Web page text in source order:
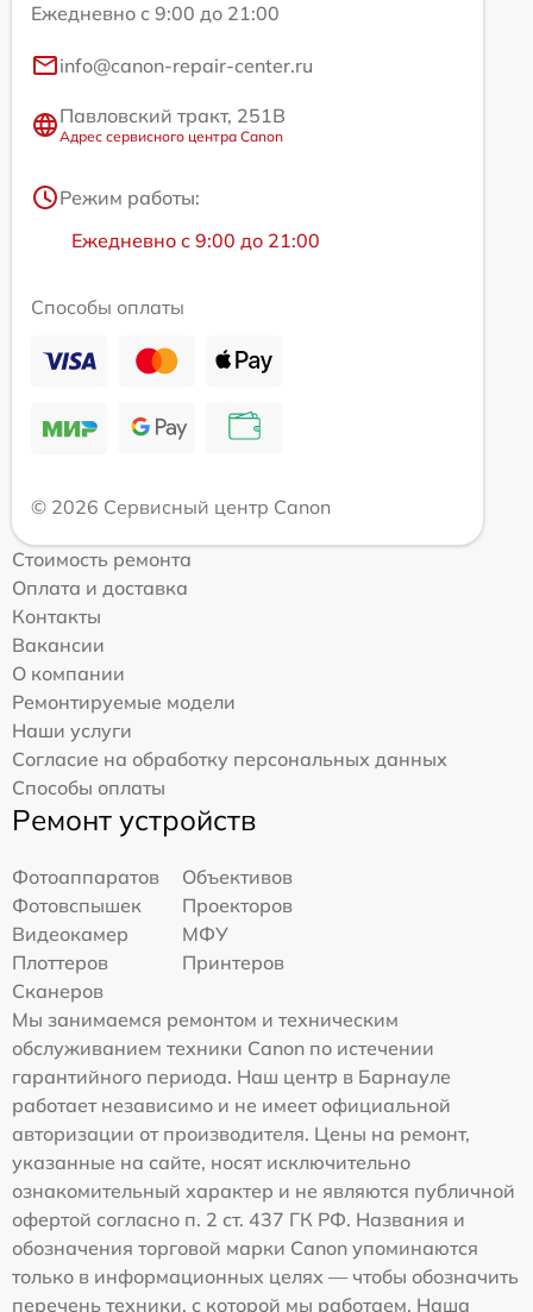
Ежедневно с 9:00 до 21:00
info@canon-repair-center.ru
Павловский тракт, 251В
Адрес сервисного центра Canon
Режим работы:
Ежедневно с 9:00 до 21:00
Способы оплаты
© 2026 Сервисный центр Canon
Стоимость ремонта
Оплата и доставка
Контакты
Вакансии
О компании
Ремонтируемые модели
Наши услуги
Согласие на обработку персональных данных
Способы оплаты
Ремонт устройств
Фотоаппаратов
Объективов
Фотовспышек
Проекторов
Видеокамер
МФУ
Плоттеров
Принтеров
Сканеров
Мы занимаемся ремонтом и техническим
обслуживанием техники Canon по истечении
гарантийного периода. Наш центр в Барнауле
работает независимо и не имеет официальной
авторизации от производителя. Цены на ремонт,
указанные на сайте, носят исключительно
ознакомительный характер и не являются публичной
офертой согласно п. 2 ст. 437 ГК РФ. Названия и
обозначения торговой марки Canon упоминаются
только в информационных целях — чтобы обозначить
перечень техники, с которой мы работаем. Наша